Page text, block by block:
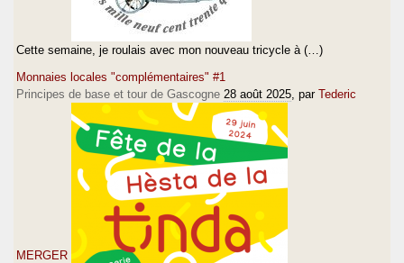
Cette semaine, je roulais avec mon nouveau tricycle à (…)
Monnaies locales "complémentaires" #1
Principes de base et tour de Gascogne 28 août 2025 , par Tederic
MERGER